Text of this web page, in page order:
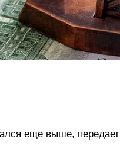
еще выше, передает